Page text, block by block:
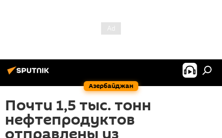
Азербайджан
Почти 1,5 тыс. тонн
нефтепродуктов